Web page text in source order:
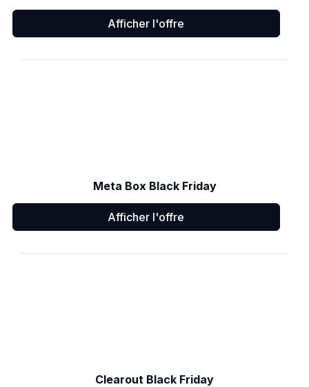
Afficher l'offre
Meta Box Black Friday
Afficher l'offre
Clearout Black Friday